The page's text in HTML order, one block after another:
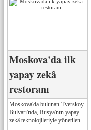
Moskova'da ilk
yapay zekâ
restoranı
Moskova'da bulunan Tverskoy
Bulvarı'nda, Rusya'nın yapay
zekâ teknolojileriyle yönetilen